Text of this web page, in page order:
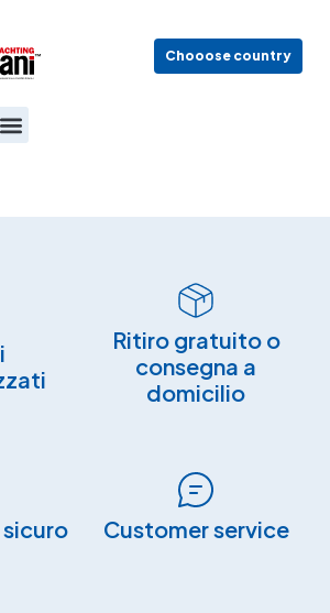
Chooose country
Ritiro gratuito o
consegna a
domicilio
Customer service